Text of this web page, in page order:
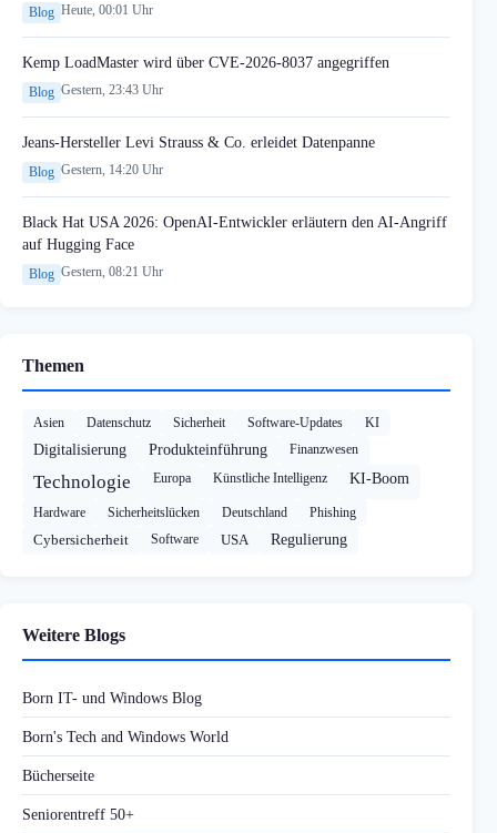
Blog Heute, 00:01 Uhr
Kemp LoadMaster wird über CVE-2026-8037 angegriffen
Blog Gestern, 23:43 Uhr
Jeans-Hersteller Levi Strauss & Co. erleidet Datenpanne
Blog Gestern, 14:20 Uhr
Black Hat USA 2026: OpenAI-Entwickler erläutern den AI-Angriff
auf Hugging Face
Blog Gestern, 08:21 Uhr
Themen
Asien Datenschutz Sicherheit Software-Updates KI
Digitalisierung Produkteinführung Finanzwesen
Technologie Europa Künstliche Intelligenz KI-Boom
Hardware Sicherheitslücken Deutschland Phishing
Cybersicherheit Software USA Regulierung
Weitere Blogs
Born IT- und Windows Blog
Born's Tech and Windows World
Bücherseite
Seniorentreff 50+